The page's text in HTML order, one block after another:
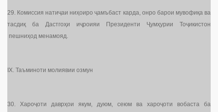
29. Комиссия натиҷаи ниҳоиро ҷамъбаст карда, онро барои мувофиқа ва
тасдиқ ба Дастгоҳи иҷроияи Президенти Ҷумҳурии Тоҷикистон
пешниҳод менамояд.
IX. Таъминоти молиявии озмун
30. Хароҷоти даврҳои якум, дуюм, сеюм ва хароҷоти вобаста ба